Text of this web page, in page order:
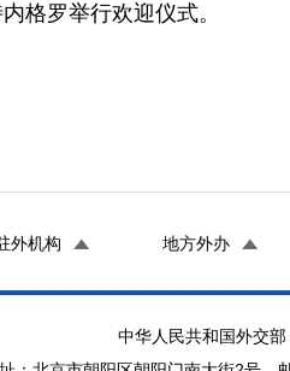
格罗举行欢迎仪式。
外机构 地方外办
中华人民共和国外交